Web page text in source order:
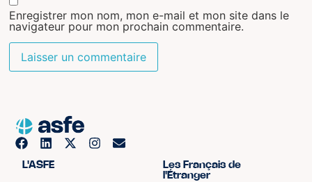
Enregistrer mon nom, mon e-mail et mon site dans le
navigateur pour mon prochain commentaire.
L'ASFE
Les Français de
l'Étranger